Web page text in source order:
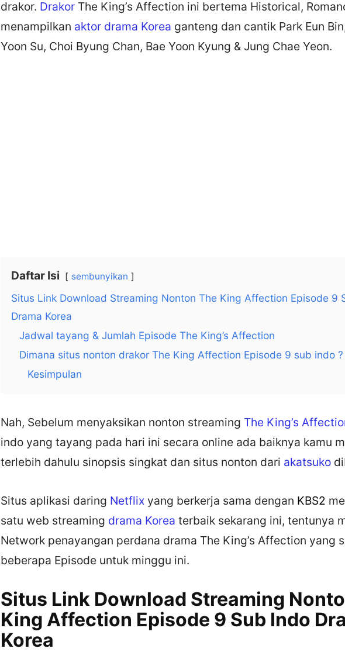
drakor. Drakor The King’s Affection ini bertema Historical,
menampilkan aktor drama Korea ganteng dan cantik Park Eun
Yoon Su, Choi Byung Chan, Bae Yoon Kyung & Jung Chae Yeon.
Daftar Isi sembunyikan
Situs Link Download Streaming Nonton The King Affection Episode 9
Drama Korea
Jadwal tayang & Jumlah Episode The King’s Affection
Dimana situs nonton drakor The King Affection Episode 9 sub indo ?
Kesimpulan
Nah, Sebelum menyaksikan nonton streaming The King’s
indo yang tayang pada hari ini secara online ada baiknya kamu
terlebih dahulu sinopsis singkat dan situs nonton dari akatsuko
Situs aplikasi daring Netflix yang berkerja sama dengan KBS2
satu web streaming drama Korea terbaik sekarang ini, tentunya
Network penayangan perdana drama The King’s Affection yang
beberapa Episode untuk minggu ini.
Situs Link Download Streaming
King Affection Episode 9 Sub Indo
Korea